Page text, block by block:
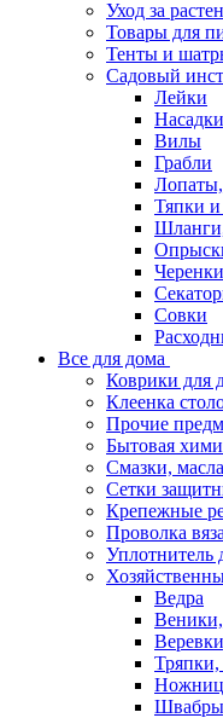
Уход за
Товары для
Тенты и
Садовый
Лейки
Вилы
Грабли
Тяпки
Черенки
Совки
Все для дома
Коврики для
Клеенка
Прочие
Бытовая
Смазки, масла
Сетки
Крепежные
Проволка
Уплотнитель
Ведра
Тряпки,